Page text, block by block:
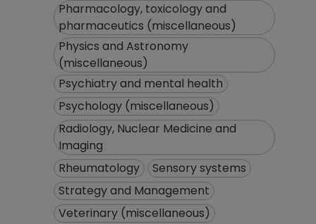
Pharmacology, toxicology and
pharmaceutics (miscellaneous)
Physics and Astronomy
(miscellaneous)
Psychiatry and mental health
Psychology (miscellaneous)
Radiology, Nuclear Medicine and
Imaging
Rheumatology
Sensory systems
Strategy and Management
Veterinary (miscellaneous)